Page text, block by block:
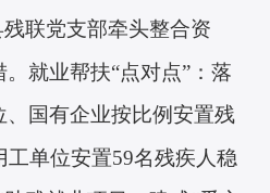
联党支部牵头整合资
就业帮扶“点对点”：落
国有企业按比例安置残
单位安置59名残疾人稳